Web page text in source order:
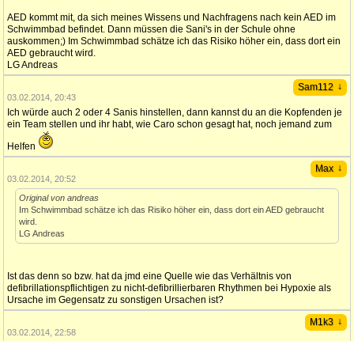
AED kommt mit, da sich meines Wissens und Nachfragens nach kein AED im
Schwimmbad befindet. Dann müssen die Sani's in der Schule ohne
auskommen;) Im Schwimmbad schätze ich das Risiko höher ein, dass dort ein
AED gebraucht wird.
LG Andreas
Sam112 ↓
03.02.2014, 20:43
Ich würde auch 2 oder 4 Sanis hinstellen, dann kannst du an die Kopfenden je
ein Team stellen und ihr habt, wie Caro schon gesagt hat, noch jemand zum
Helfen
Max ↓
03.02.2014, 20:52
Original von andreas
Im Schwimmbad schätze ich das Risiko höher ein, dass dort ein AED gebraucht
wird.
LG Andreas
Ist das denn so bzw. hat da jmd eine Quelle wie das Verhältnis von
defibrillationspflichtigen zu nicht-defibrillierbaren Rhythmen bei Hypoxie als
Ursache im Gegensatz zu sonstigen Ursachen ist?
M1k3 ↓
03.02.2014, 22:58